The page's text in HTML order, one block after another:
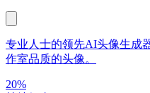
专业人士的领先AI头像生成
作室品质的头像。
20%